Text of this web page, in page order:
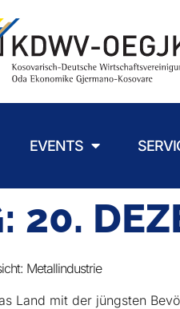
EVENTS
20.
Metallindustrie
Land mit der jüngsten